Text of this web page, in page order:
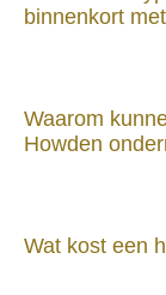
binnenkort
Waarom
Howden
Wat kost een